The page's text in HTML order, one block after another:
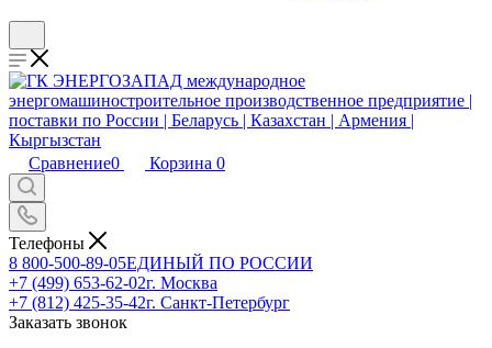
Сравнение0 Корзина 0
Телефоны
8 800-500-89-05ЕДИНЫЙ ПО РОССИИ
+7 (499) 653-62-02г. Москва
+7 (812) 425-35-42г. Санкт-Петербург
Заказать звонок